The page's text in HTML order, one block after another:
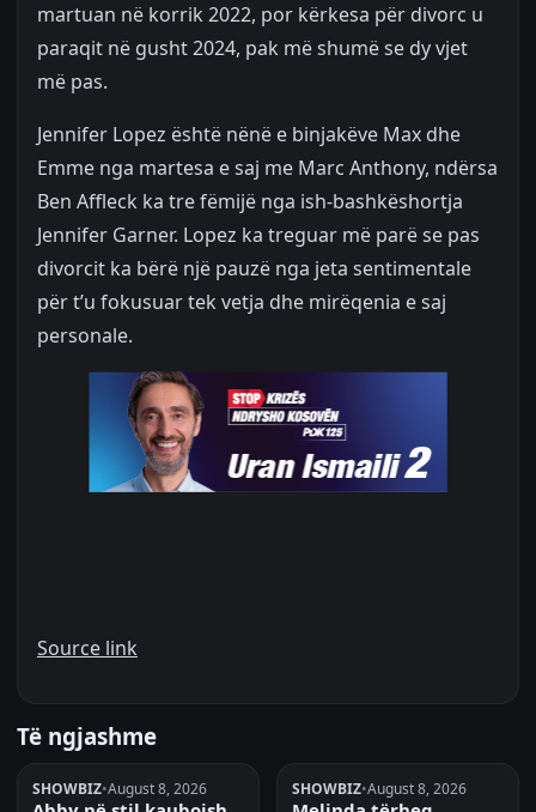
martuan në korrik 2022, por kërkesa për divorc u
paraqit në gusht 2024, pak më shumë se dy vjet
më pas.
Jennifer Lopez është nënë e binjakëve Max dhe
Emme nga martesa e saj me Marc Anthony, ndërsa
Ben Affleck ka tre fëmijë nga ish-bashkëshortja
Jennifer Garner. Lopez ka treguar më parë se pas
divorcit ka bërë një pauzë nga jeta sentimentale
për t’u fokusuar tek vetja dhe mirëqenia e saj
personale.
Source link
Të ngjashme
SHOWBIZ•August 8, 2026 SHOWBIZ•August 8, 2026